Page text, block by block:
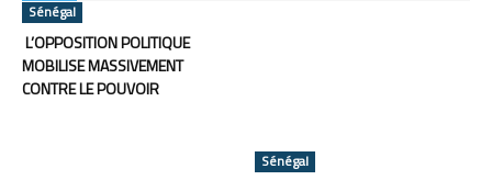
Sénégal
L’OPPOSITION POLITIQUE
MOBILISE MASSIVEMENT
CONTRE LE POUVOIR
Sénégal